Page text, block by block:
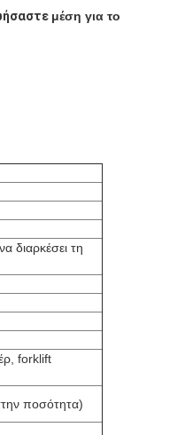
μέση για το
διαρκέσει τη
forklift
ποσότητα)